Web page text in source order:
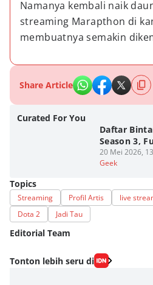
Namanya kembali naik
streaming Marapthon di
membuatnya semakin
Share Article
Curated For You
Daftar
Season 3,
20 Mei 2026,
Geek
Topics
Streaming Profil Artis live
Dota 2
Jadi Tau
Editorial Team
Editor
Tonton lebih seru di